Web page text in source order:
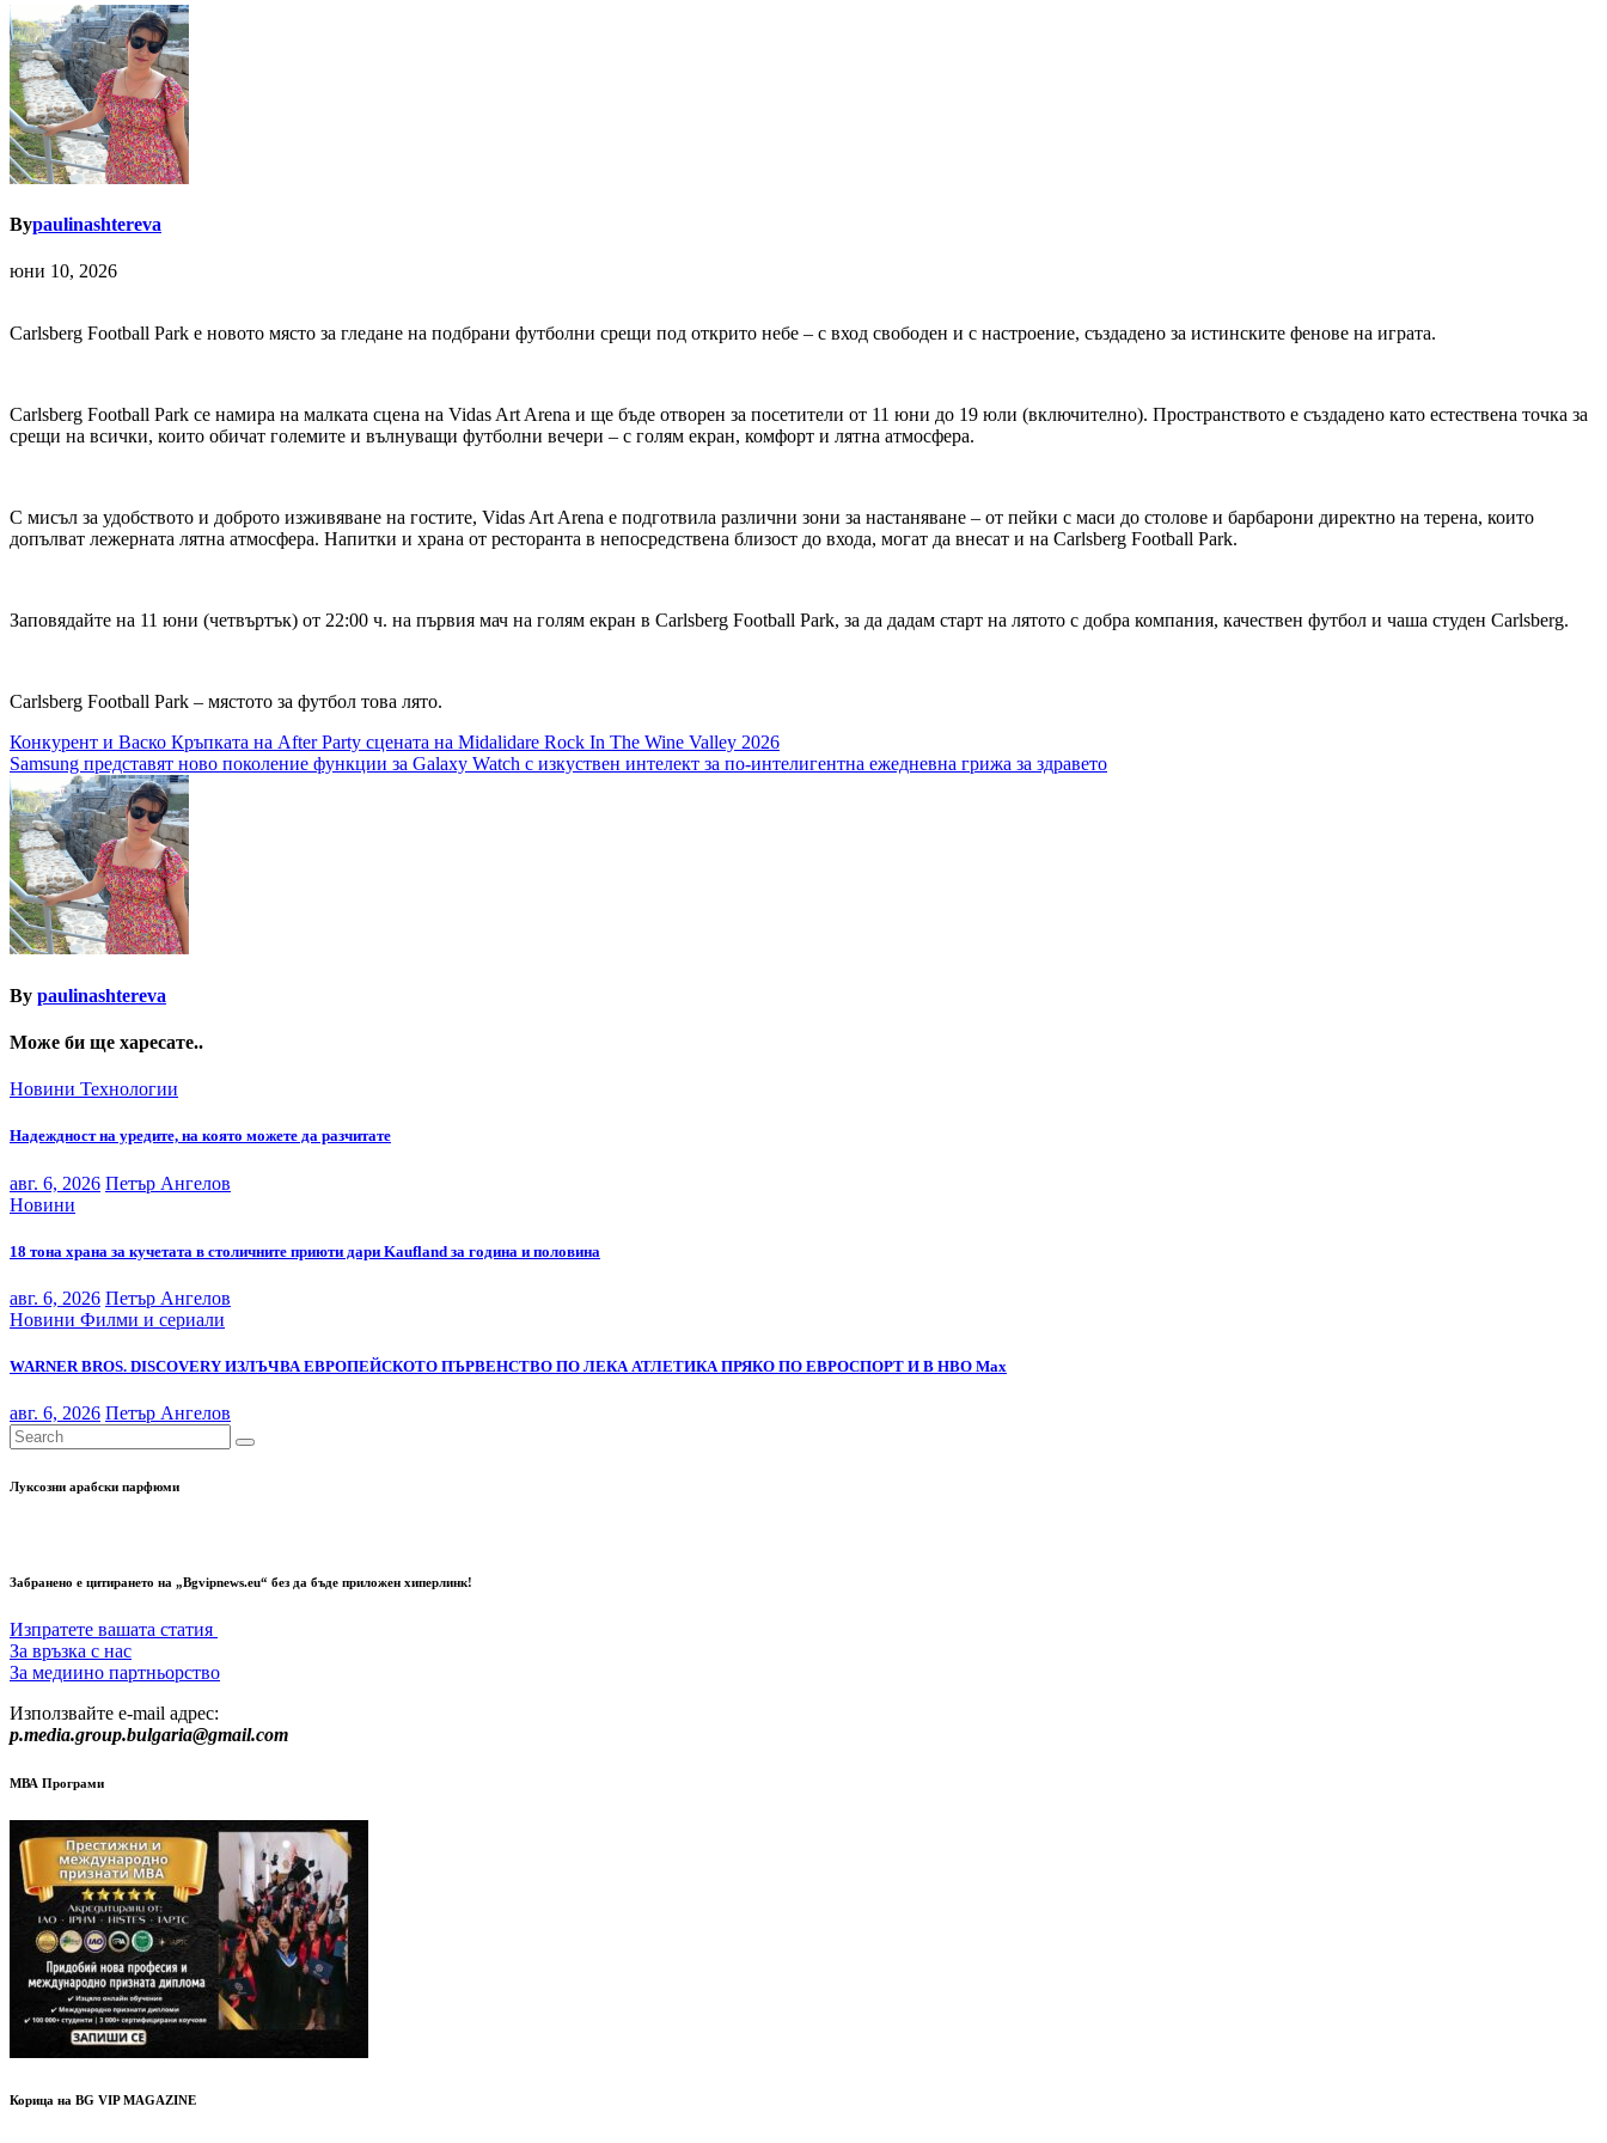
Bypaulinashtereva
юни 10, 2026
Carlsberg Football Park е новото място за гледане на подбрани футболни срещи под открито небе – с вход свободен и с настроение, създадено за истинските фенове на играта.
Carlsberg Football Park се намира на малката сцена на Vidas Art Arena и ще бъде отворен за посетители от 11 юни до 19 юли (включително). Пространството е създадено като естествена точка за
срещи на всички, които обичат големите и вълнуващи футболни вечери – с голям екран, комфорт и лятна атмосфера.
С мисъл за удобството и доброто изживяване на гостите, Vidas Art Arena е подготвила различни зони за настаняване – от пейки с маси до столове и барбарони директно на терена, които
допълват лежерната лятна атмосфера. Напитки и храна от ресторанта в непосредствена близост до входа, могат да внесат и на Carlsberg Football Park.
Заповядайте на 11 юни (четвъртък) от 22:00 ч. на първия мач на голям екран в Carlsberg Football Park, за да дадам старт на лятото с добра компания, качествен футбол и чаша студен Carlsberg.
Carlsberg Football Park – мястото за футбол това лято.
Навигация
Конкурент и Васко Кръпката на After Party сцената на Midalidare Rock In The Wine Valley 2026
Samsung представят ново поколение функции за Galaxy Watch с изкуствен интелект за по-интелигентна ежедневна грижа за здравето
By paulinashtereva
Може би ще харесате..
Новини Технологии
Надеждност на уредите, на която можете да разчитате
авг. 6, 2026 Петър Ангелов
Новини
18 тона храна за кучетата в столичните приюти дари Kaufland за година и половина
авг. 6, 2026 Петър Ангелов
Новини Филми и сериали
WARNER BROS. DISCOVERY ИЗЛЪЧВА ЕВРОПЕЙСКОТО ПЪРВЕНСТВО ПО ЛЕКА АТЛЕТИКА ПРЯКО ПО ЕВРОСПОРТ И В НВО Мах
авг. 6, 2026 Петър Ангелов
Луксозни арабски парфюми
Забранено е цитирането на „Bgvipnews.eu“ без да бъде приложен хиперлинк!
Изпратете вашата статия
За връзка с нас
За медиино партньорство
Използвайте e-mail адрес:
p.media.group.bulgaria@gmail.com
МВА Програми
Корица на BG VIP MAGAZINE